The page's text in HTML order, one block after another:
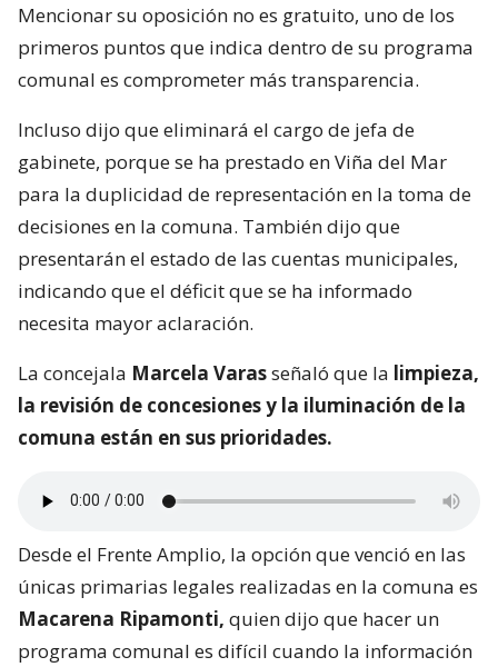
Mencionar su oposición no es gratuito, uno de los
primeros puntos que indica dentro de su programa
comunal es comprometer más transparencia.
Incluso dijo que eliminará el cargo de jefa de
gabinete, porque se ha prestado en Viña del Mar
para la duplicidad de representación en la toma de
decisiones en la comuna. También dijo que
presentarán el estado de las cuentas municipales,
indicando que el déficit que se ha informado
necesita mayor aclaración.
La concejala Marcela Varasseñaló que la limpieza,
la revisión de concesiones y la iluminación de la
comuna están en sus prioridades.
Desde el Frente Amplio, la opción que venció en las
únicas primarias legales realizadas en la comuna es
Macarena Ripamonti, quien dijo que hacer un
programa comunal es difícil cuando la información